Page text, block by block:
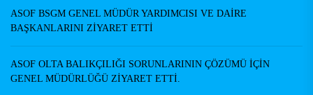
ASOF BSGM GENEL MÜDÜR YARDIMCISI VE DAİRE
BAŞKANLARINI ZİYARET ETTİ
ASOF OLTA BALIKÇILIĞI SORUNLARININ ÇÖZÜMÜ İÇİN
GENEL MÜDÜRLÜĞÜ ZİYARET ETTİ.